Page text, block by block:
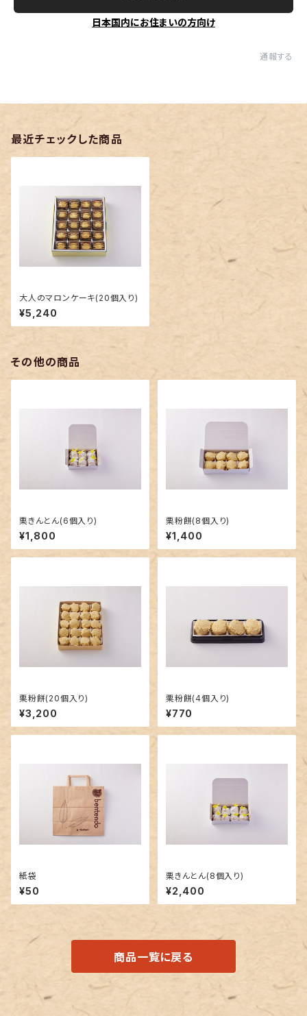
日本国内にお住まいの方向け
通報する
最近チェックした商品
大人のマロンケーキ(20個入り)
¥5,240
その他の商品
栗きんとん(6個入り)
¥1,800
栗粉餅(8個入り)
¥1,400
栗粉餅(20個入り)
¥3,200
栗粉餅(4個入り)
¥770
紙袋
¥50
栗きんとん(8個入り)
¥2,400
商品一覧に戻る